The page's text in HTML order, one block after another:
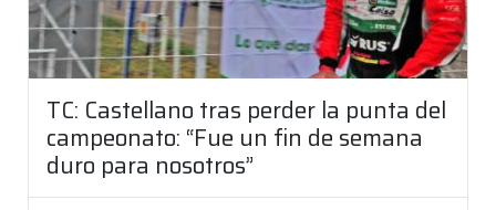
TC: Castellano tras perder la punta del
campeonato: “Fue un fin de semana
duro para nosotros”